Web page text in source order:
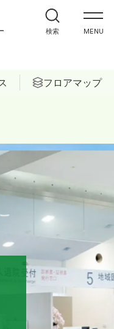
MENU
フロアマップ
検索
津診療セン